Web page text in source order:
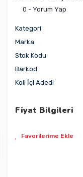
0 - Yorum Yap
Kategori
Marka
Stok Kodu
Barkod
Koli İçi Adedi
Fiyat Bilgileri